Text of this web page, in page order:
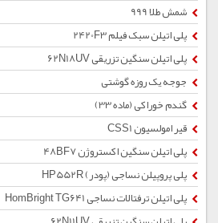
شمش طلا 999
پلی اتیلن سبک فیلم 2420F3
پلی اتیلن سنگین تزریقی 62N18UV
جوجه یک روزه گوشتی
گندم خوراکی (ماده 33)
قیر امولسیون CSS1
پلی اتیلن سنگین اکستروژن 48BF7
پلی پروپیلن نساجی (پودر) HP552R
پلی اتیلن ترفتالات نساجی HomBright TG641